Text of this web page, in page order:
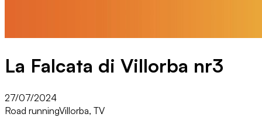
La Falcata di Villorba nr3
27/07/2024
Road runningVillorba, TV